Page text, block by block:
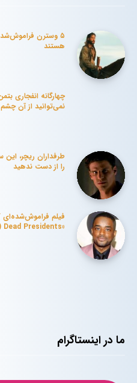
هستند
چهارگانه انفجاری
نمی‌توانید از آن چشم
طرفداران ریچر، این
را از دست ندهید
«Dead Presidents (رؤسای جمهور مرده)»
ما در اینستاگرام